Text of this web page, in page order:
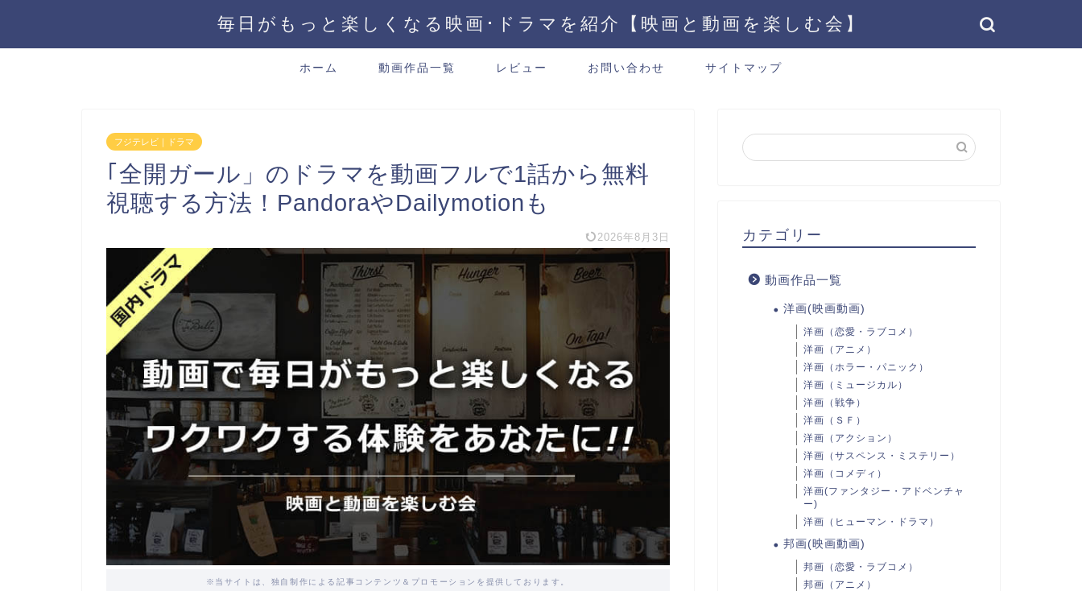
毎日がもっと楽しくなる映画･ドラマを紹介【映画と動画を楽しむ会】
ホーム 動画作品一覧 レビュー お問い合わせ サイトマップ
フジテレビ｜ドラマ
｢全開ガール」のドラマを動画フルで1話から無料
視聴する方法！PandoraやDailymotionも
2026年8月3日
※当サイトは、独自制作による記事コンテンツ＆プロモーションを提供しております。
カテゴリー
動画作品一覧
洋画(映画動画)
洋画（恋愛・ラブコメ）
洋画（アニメ）
洋画（ホラー・パニック）
洋画（ミュージカル）
洋画（戦争）
洋画（ＳＦ）
洋画（アクション）
洋画（サスペンス・ミステリー）
洋画（コメディ）
洋画(ファンタジー・アドベンチャ
ー)
洋画（ヒューマン・ドラマ）
邦画(映画動画)
邦画（恋愛・ラブコメ）
邦画（アニメ）